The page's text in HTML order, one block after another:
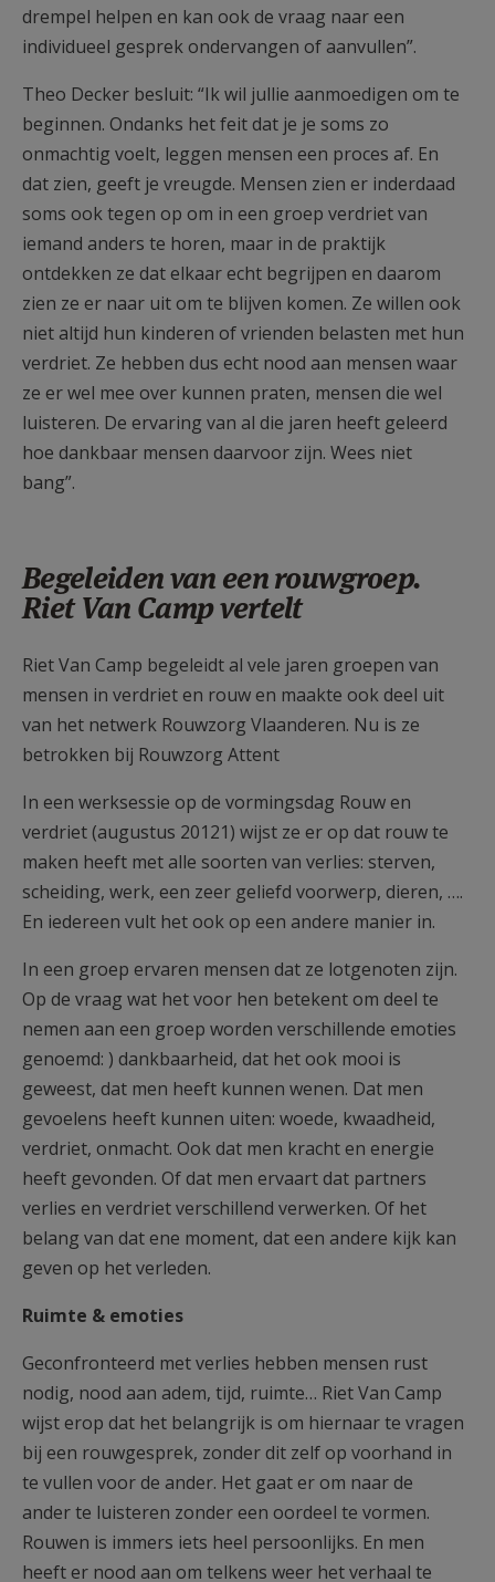
drempel helpen en kan ook de vraag naar een
individueel gesprek ondervangen of aanvullen”.
Theo Decker besluit: “Ik wil jullie aanmoedigen om te
beginnen. Ondanks het feit dat je je soms zo
onmachtig voelt, leggen mensen een proces af. En
dat zien, geeft je vreugde. Mensen zien er inderdaad
soms ook tegen op om in een groep verdriet van
iemand anders te horen, maar in de praktijk
ontdekken ze dat elkaar echt begrijpen en daarom
zien ze er naar uit om te blijven komen. Ze willen ook
niet altijd hun kinderen of vrienden belasten met hun
verdriet. Ze hebben dus echt nood aan mensen waar
ze er wel mee over kunnen praten, mensen die wel
luisteren. De ervaring van al die jaren heeft geleerd
hoe dankbaar mensen daarvoor zijn. Wees niet
bang”.
Begeleiden van een rouwgroep.
Riet Van Camp vertelt
Riet Van Camp begeleidt al vele jaren groepen van
mensen in verdriet en rouw en maakte ook deel uit
van het netwerk Rouwzorg Vlaanderen. Nu is ze
betrokken bij Rouwzorg Attent
In een werksessie op de vormingsdag Rouw en
verdriet (augustus 20121) wijst ze er op dat rouw te
maken heeft met alle soorten van verlies: sterven,
scheiding, werk, een zeer geliefd voorwerp, dieren, ….
En iedereen vult het ook op een andere manier in.
In een groep ervaren mensen dat ze lotgenoten zijn.
Op de vraag wat het voor hen betekent om deel te
nemen aan een groep worden verschillende emoties
genoemd: ) dankbaarheid, dat het ook mooi is
geweest, dat men heeft kunnen wenen. Dat men
gevoelens heeft kunnen uiten: woede, kwaadheid,
verdriet, onmacht. Ook dat men kracht en energie
heeft gevonden. Of dat men ervaart dat partners
verlies en verdriet verschillend verwerken. Of het
belang van dat ene moment, dat een andere kijk kan
geven op het verleden.
Ruimte & emoties
Geconfronteerd met verlies hebben mensen rust
nodig, nood aan adem, tijd, ruimte… Riet Van Camp
wijst erop dat het belangrijk is om hiernaar te vragen
bij een rouwgesprek, zonder dit zelf op voorhand in
te vullen voor de ander. Het gaat er om naar de
ander te luisteren zonder een oordeel te vormen.
Rouwen is immers iets heel persoonlijks. En men
heeft er nood aan om telkens weer het verhaal te